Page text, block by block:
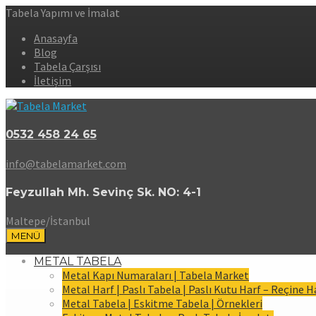
Tabela Yapımı ve İmalat
Anasayfa
Blog
Tabela Çarşısı
İletişim
0532 458 24 65
info@tabelamarket.com
Feyzullah Mh. Sevinç Sk. NO: 4-1
Maltepe/İstanbul
MENÜ
METAL TABELA
Metal Kapı Numaraları | Tabela Market
Metal Harf | Paslı Tabela | Paslı Kutu Harf – Reçine
Metal Tabela | Eskitme Tabela | Örnekleri